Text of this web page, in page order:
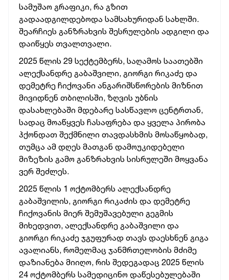
სამუშაო გრაფიკი, რა გზით
გადაადგილდებოდა სამსახურიდან სახლში.
შეარჩიეს განზრახვის შესრულების ადგილი და
დაიწყეს თვალთვალი.
2025 წლის 29 სექტემბერს, საღამოს საათებში
ალექსანდრე გაბაშვილი, გიორგი რიკაძე და
დემეტრე ჩიქოვანი ანგარიშსწორების მიზნით
მივიდნენ თბილისში, ზღვის უბნის
დასახლებაში მდებარე სასწავლო ცენტრთან,
სადაც მოაწყვეს ჩასაფრება და ყველა პირობა
ჰქონდათ შექმნილი თავდასხმის მოსაწყობად,
თუმცა ამ დღეს მათგან დამოუკიდებელი
მიზეზის გამო განზრახვის სისრულეში მოყვანა
ვერ შეძლეს.
2025 წლის 1 ოქტომბერს ალექსანდრე
გაბაშვილის, გიორგი რიკაძის და დემეტრე
ჩიქოვანის მიერ შემუშავებული გეგმის
მიხედვით, ალექსანდრე გაბაშვილი და
გიორგი რიკაძე ჯგუფურად თავს დაესხნენ გიგა
ავალიანს, რომელმაც ჯანმრთელობის მძიმე
დაზიანება მიიღო, რის შედეგადაც 2025 წლის
24 ოქტომბერს სამედიცინო დაწესებულებაში